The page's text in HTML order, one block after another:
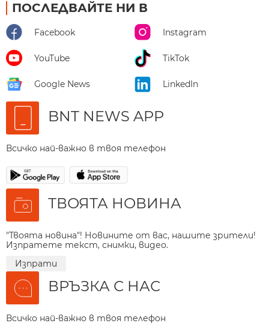
ПОСЛЕДВАЙТЕ НИ В
Facebook Instagram
YouTube TikTok
Google News LinkedIn
BNT NEWS APP
Всичко най-важно в твоя телефон
ТВОЯТА НОВИНА
"Твоята новина"! Новините от вас, нашите зрители!
Изпратете текст, снимки, видео.
Изпрати
ВРЪЗКА С НАС
Всичко най-важно в твоя телефон